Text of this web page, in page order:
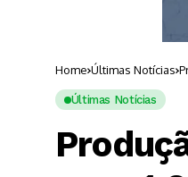
Home Últimas Notícias
Últimas Notícias